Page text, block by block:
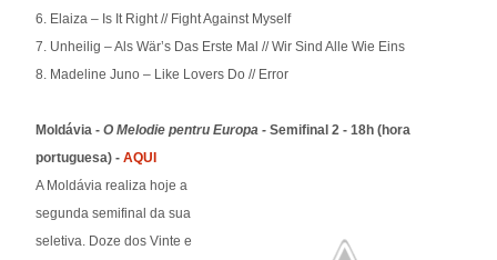
6. Elaiza – Is It Right // Fight Against Myself
7. Unheilig – Als Wär’s Das Erste Mal // Wir Sind Alle Wie Eins
8. Madeline Juno – Like Lovers Do // Error
Moldávia - O Melodie pentru Europa - Semifinal 2 - 18h (hora
portuguesa) - AQUI
A Moldávia realiza hoje a
segunda semifinal da sua
seletiva. Doze dos Vinte e